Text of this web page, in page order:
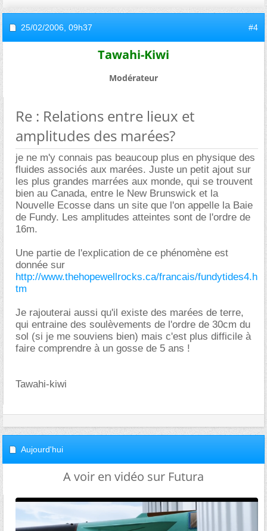
25/02/2006, 09h37 #4
Tawahi-Kiwi
Modérateur
Re : Relations entre lieux et
amplitudes des marées?
je ne m'y connais pas beaucoup plus en physique des
fluides associés aux marées. Juste un petit ajout sur
les plus grandes marrées aux monde, qui se trouvent
bien au Canada, entre le New Brunswick et la
Nouvelle Ecosse dans un site que l'on appelle la Baie
de Fundy. Les amplitudes atteintes sont de l'ordre de
16m.
Une partie de l'explication de ce phénomène est
donnée sur
http://www.thehopewellrocks.ca/francais/fundytides4.h
tm
Je rajouterai aussi qu'il existe des marées de terre,
qui entraine des soulèvements de l'ordre de 30cm du
sol (si je me souviens bien) mais c'est plus difficile à
faire comprendre à un gosse de 5 ans !
Tawahi-kiwi
Aujourd'hui
A voir en vidéo sur Futura